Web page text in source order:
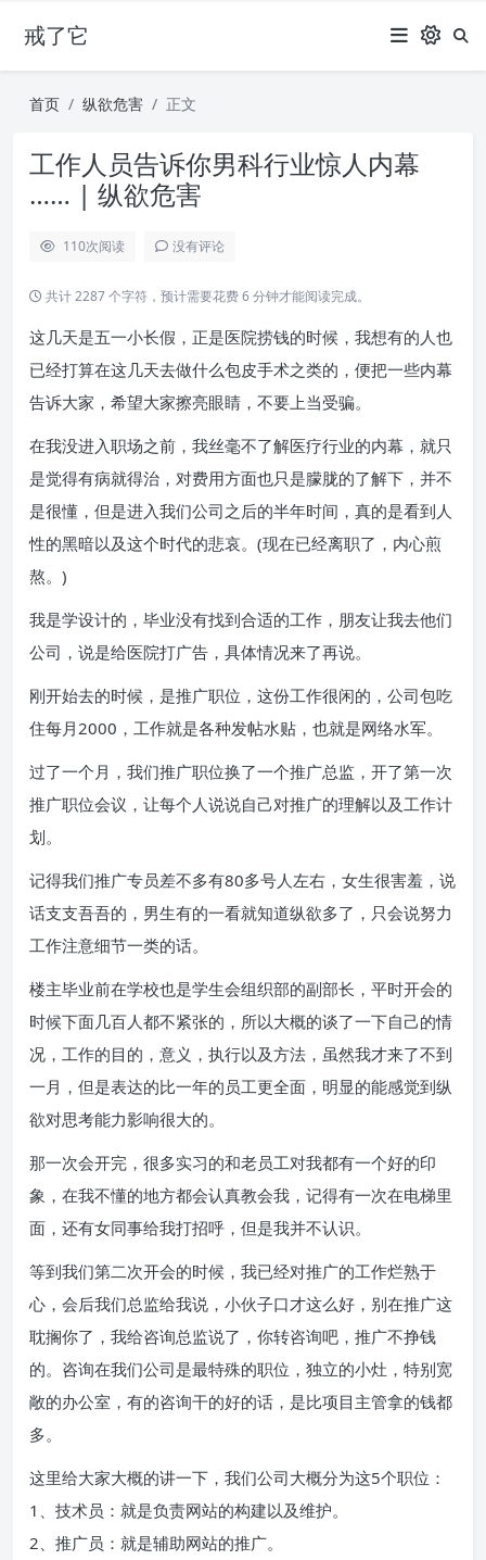
戒了它
首页 纵欲危害 正文
工作人员告诉你男科行业惊人内幕
…… | 纵欲危害
110次阅读 没有评论
共计 2287 个字符，预计需要花费 6 分钟才能阅读完成。
这几天是五一小长假，正是医院捞钱的时候，我想有的人也
已经打算在这几天去做什么包皮手术之类的，便把一些内幕
告诉大家，希望大家擦亮眼睛，不要上当受骗。
在我没进入职场之前，我丝毫不了解医疗行业的内幕，就只
是觉得有病就得治，对费用方面也只是朦胧的了解下，并不
是很懂，但是进入我们公司之后的半年时间，真的是看到人
性的黑暗以及这个时代的悲哀。(现在已经离职了，内心煎
熬。)
我是学设计的，毕业没有找到合适的工作，朋友让我去他们
公司，说是给医院打广告，具体情况来了再说。
刚开始去的时候，是推广职位，这份工作很闲的，公司包吃
住每月2000，工作就是各种发帖水贴，也就是网络水军。
过了一个月，我们推广职位换了一个推广总监，开了第一次
推广职位会议，让每个人说说自己对推广的理解以及工作计
划。
记得我们推广专员差不多有80多号人左右，女生很害羞，说
话支支吾吾的，男生有的一看就知道纵欲多了，只会说努力
工作注意细节一类的话。
楼主毕业前在学校也是学生会组织部的副部长，平时开会的
时候下面几百人都不紧张的，所以大概的谈了一下自己的情
况，工作的目的，意义，执行以及方法，虽然我才来了不到
一月，但是表达的比一年的员工更全面，明显的能感觉到纵
欲对思考能力影响很大的。
那一次会开完，很多实习的和老员工对我都有一个好的印
象，在我不懂的地方都会认真教会我，记得有一次在电梯里
面，还有女同事给我打招呼，但是我并不认识。
等到我们第二次开会的时候，我已经对推广的工作烂熟于
心，会后我们总监给我说，小伙子口才这么好，别在推广这
耽搁你了，我给咨询总监说了，你转咨询吧，推广不挣钱
的。咨询在我们公司是最特殊的职位，独立的小灶，特别宽
敞的办公室，有的咨询干的好的话，是比项目主管拿的钱都
多。
这里给大家大概的讲一下，我们公司大概分为这5个职位：
1、技术员：就是负责网站的构建以及维护。
2、推广员：就是辅助网站的推广。